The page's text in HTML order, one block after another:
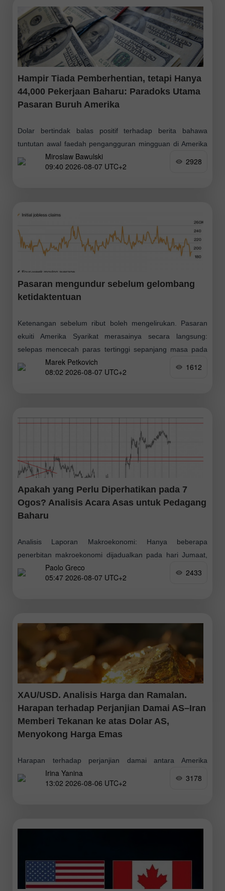
Hampir Tiada Pemberhentian, tetapi Hanya
44,000 Pekerjaan Baharu: Paradoks Utama
Pasaran Buruh Amerika
Dolar bertindak balas positif terhadap berita bahawa
tuntutan awal faedah pengangguran mingguan di Amerika
Syarikat berjumlah 199,000. Angka minggu sebelumnya
disemak naik sebanyak 1,000, daripada 197,000 kepada
Miroslaw Bawulski
09:40 2026-08-07 UTC+2
2928
Pasaran mengundur sebelum gelombang
ketidaktentuan
Ketenangan sebelum ribut boleh mengelirukan. Pasaran
ekuiti Amerika Syarikat merasainya secara langsung:
selepas mencecah paras tertinggi sepanjang masa pada
hari Selasa, Indeks S&P 500 susut untuk hari kedua
berturut‑turut, turun
Marek Petkovich
08:02 2026-08-07 UTC+2
1612
Apakah yang Perlu Diperhatikan pada 7
Ogos? Analisis Acara Asas untuk Pedagang
Baharu
Analisis Laporan Makroekonomi: Hanya beberapa
penerbitan makroekonomi dijadualkan pada hari Jumaat,
namun hampir semuanya penting. Kita akan mengetepikan
laporan daripada Jerman yang tidak dijangka memberi
Paolo Greco
05:47 2026-08-07 UTC+2
2433
XAU/USD. Analisis Harga dan Ramalan.
Harapan terhadap Perjanjian Damai AS–Iran
Memberi Tekanan ke atas Dolar AS,
Menyokong Harga Emas
Harapan terhadap perjanjian damai antara Amerika
Syarikat dan Iran, meredanya kebimbangan terhadap
inflasi, serta pengurangan jangkaan terhadap kenaikan
Irina Yanina
13:02 2026-08-06 UTC+2
3178